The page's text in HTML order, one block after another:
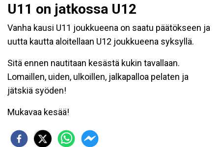
U11 on jatkossa U12
Vanha kausi U11 joukkueena on saatu päätökseen ja
uutta kautta aloitellaan U12 joukkueena syksyllä.
Sitä ennen nautitaan kesästä kukin tavallaan.
Lomaillen, uiden, ulkoillen, jalkapalloa pelaten ja
jätskiä syöden!
Mukavaa kesää!